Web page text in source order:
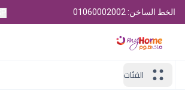
الخط الساخن: 01060002002
الفئات